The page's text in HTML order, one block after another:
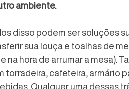
ambiente.
disso podem ser soluções
sua louça e toalhas de
na hora de arrumar a mesa).
torradeira, cafeteira, armário
Qualquer uma dessas